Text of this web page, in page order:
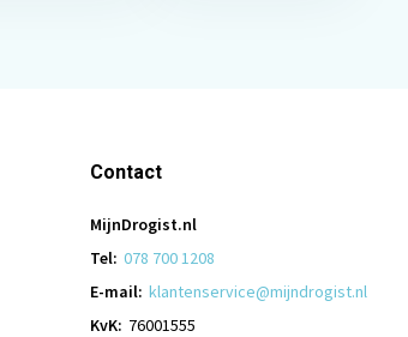
Contact
MijnDrogist.nl
Tel: 078 700 1208
E-mail: klantenservice@mijndrogist.nl
KvK: 76001555